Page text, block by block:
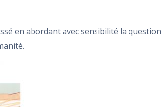
en abordant avec sensibilité la question